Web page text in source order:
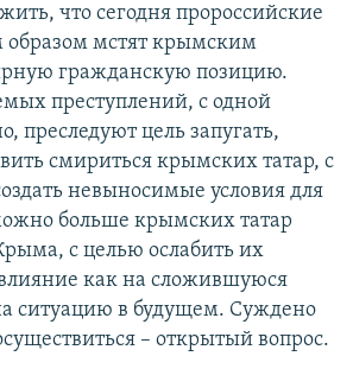
что сегодня пророссийские
образом мстят крымским
гражданскую позицию.
преступлений, с одной
преследуют цель запугать,
смириться крымских татар, с
невыносимые условия для
больше крымских татар
с целью ослабить их
как на сложившуюся
ситуацию в будущем. Суждено
– открытый вопрос.